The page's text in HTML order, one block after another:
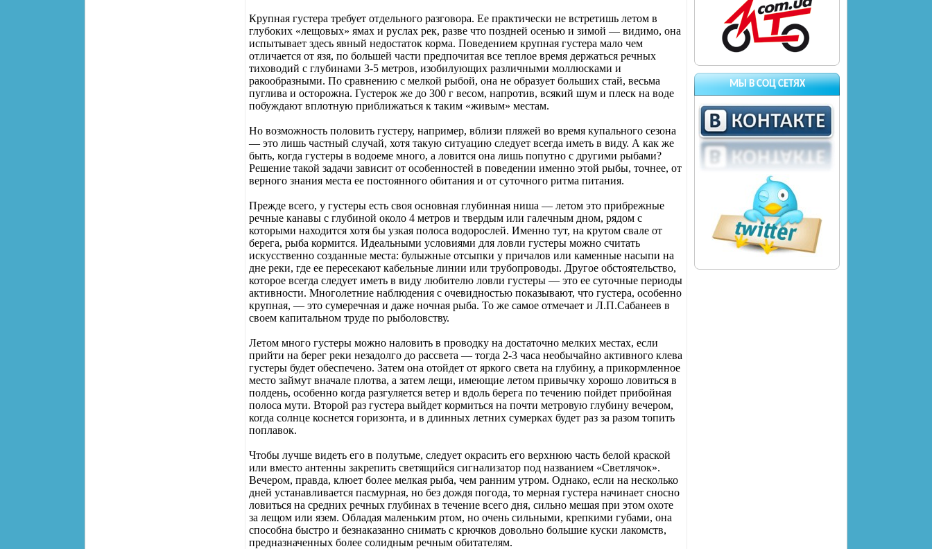
МЫ В СОЦ СЕТЯХ
Крупная густера требует отдельного разговора. Ее практически не встретишь летом в
глубоких «лещовых» ямах и руслах рек, разве что поздней осенью и зимой — видимо, она
испытывает здесь явный недостаток корма. Поведением крупная густера мало чем
отличается от язя, по большей части предпочитая все теплое время держаться речных
тиховодий с глубинами 3-5 метров, изобилующих различными моллюсками и
ракообразными. По сравнению с мелкой рыбой, она не образует больших стай, весьма
пуглива и осторожна. Густерок же до 300 г весом, напротив, всякий шум и плеск на воде
побуждают вплотную приближаться к таким «живым» местам.
Но возможность половить густеру, например, вблизи пляжей во время купального сезона
— это лишь частный случай, хотя такую ситуацию следует всегда иметь в виду. А как же
быть, когда густеры в водоеме много, а ловится она лишь попутно с другими рыбами?
Решение такой задачи зависит от особенностей в поведении именно этой рыбы, точнее, от
верного знания места ее постоянного обитания и от суточного ритма питания.
Прежде всего, у густеры есть своя основная глубинная ниша — летом это прибрежные
речные канавы с глубиной около 4 метров и твердым или галечным дном, рядом с
которыми находится хотя бы узкая полоса водорослей. Именно тут, на крутом свале от
берега, рыба кормится. Идеальными условиями для ловли густеры можно считать
искусственно созданные места: булыжные отсыпки у причалов или каменные насыпи на
дне реки, где ее пересекают кабельные линии или трубопроводы. Другое обстоятельство,
которое всегда следует иметь в виду любителю ловли густеры — это ее суточные периоды
активности. Многолетние наблюдения с очевидностью показывают, что густера, особенно
крупная, — это сумеречная и даже ночная рыба. То же самое отмечает и Л.П.Сабанеев в
своем капитальном труде по рыболовству.
Летом много густеры можно наловить в проводку на достаточно мелких местах, если
прийти на берег реки незадолго до рассвета — тогда 2-3 часа необычайно активного клева
густеры будет обеспечено. Затем она отойдет от яркого света на глубину, а прикормленное
место займут вначале плотва, а затем лещи, имеющие летом привычку хорошо ловиться в
полдень, особенно когда разгуляется ветер и вдоль берега по течению пойдет прибойная
полоса мути. Второй раз густера выйдет кормиться на почти метровую глубину вечером,
когда солнце коснется горизонта, и в длинных летних сумерках будет раз за разом топить
поплавок.
Чтобы лучше видеть его в полутьме, следует окрасить его верхнюю часть белой краской
или вместо антенны закрепить светящийся сигнализатор под названием «Светлячок».
Вечером, правда, клюет более мелкая рыба, чем ранним утром. Однако, если на несколько
дней устанавливается пасмурная, но без дождя погода, то мерная густера начинает сносно
ловиться на средних речных глубинах в течение всего дня, сильно мешая при этом охоте
за лещом или язем. Обладая маленьким ртом, но очень сильными, крепкими губами, она
способна быстро и безнаказанно снимать с крючков довольно большие куски лакомств,
предназначенных более солидным речным обитателям.